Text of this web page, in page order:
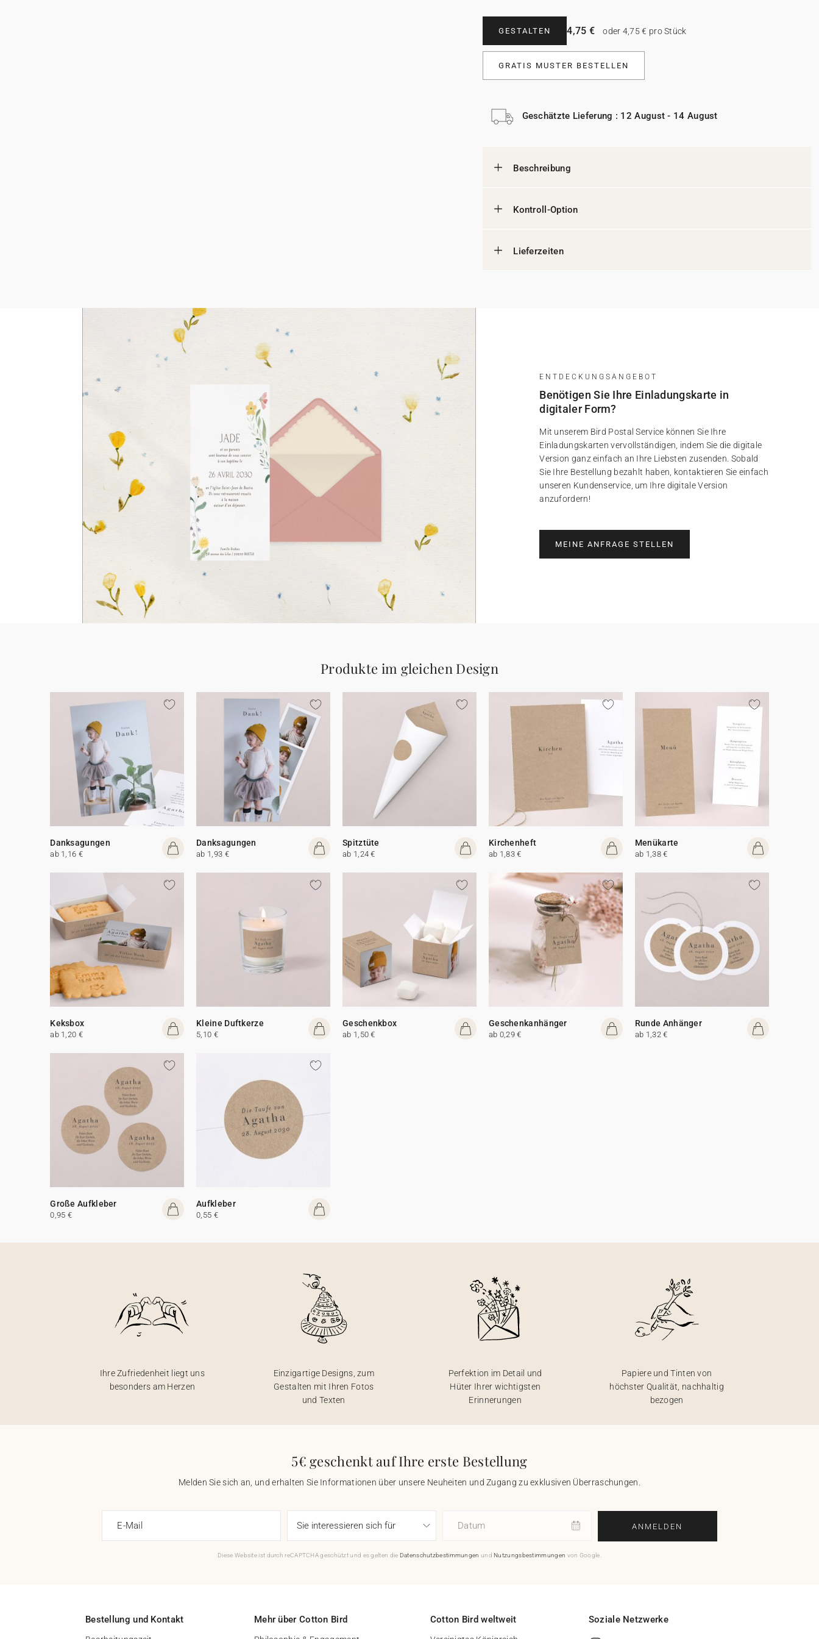
GESTALTEN 4,75 € oder 4,75 € pro Stück
GRATIS MUSTER BESTELLEN
Geschätzte Lieferung : 12 August - 14 August
Beschreibung
Kontroll-Option
Lieferzeiten
ENTDECKUNGSANGEBOT
Benötigen Sie Ihre Einladungskarte in
digitaler Form?
Mit unserem Bird Postal Service können Sie Ihre
Einladungskarten vervollständigen, indem Sie die digitale
Version ganz einfach an Ihre Liebsten zusenden. Sobald
Sie Ihre Bestellung bezahlt haben, kontaktieren Sie einfach
unseren Kundenservice, um Ihre digitale Version
anzufordern!
MEINE ANFRAGE STELLEN
Produkte im gleichen Design
Danksagungen
ab 1,16 €
Danksagungen
ab 1,93 €
Spitztüte
ab 1,24 €
Kirchenheft
ab 1,83 €
Menükarte
ab 1,38 €
Keksbox
ab 1,20 €
Kleine Duftkerze
5,10 €
Geschenkbox
ab 1,50 €
Geschenkanhänger
ab 0,29 €
Runde Anhänger
ab 1,32 €
Große Aufkleber
0,95 €
Aufkleber
0,55 €
Ihre Zufriedenheit liegt uns
besonders am Herzen
Einzigartige Designs, zum
Gestalten mit Ihren Fotos
und Texten
Perfektion im Detail und
Hüter Ihrer wichtigsten
Erinnerungen
Papiere und Tinten von
höchster Qualität, nachhaltig
bezogen
5€ geschenkt auf Ihre erste Bestellung
Melden Sie sich an, und erhalten Sie Informationen über unsere Neuheiten und Zugang zu exklusiven Überraschungen.
E-Mail Datum ANMELDEN
Diese Website ist durch reCAPTCHA geschützt und es gelten die Datenschutzbestimmungen und Nutzungsbestimmungen von Google.
Bestellung und Kontakt Mehr über Cotton Bird Cotton Bird weltweit Soziale Netzwerke